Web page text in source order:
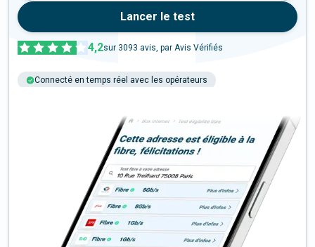
Lancer le test
4,2sur 3093 avis, par Avis Vérifiés
Connecté en temps réel avec les opérateurs